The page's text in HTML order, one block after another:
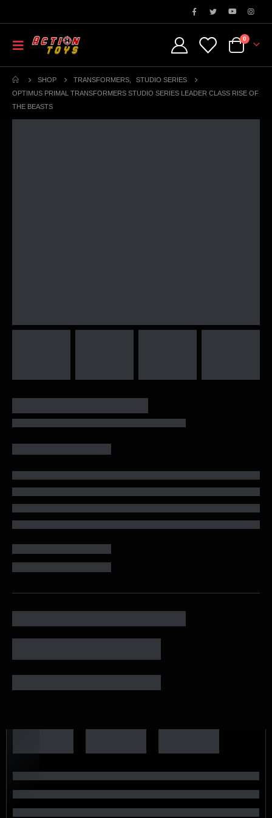
0
SHOP TRANSFORMERS
STUDIO SERIES
OPTIMUS PRIMAL TRANSFORMERS STUDIO SERIES LEADER CLASS RISE OF
THE BEASTS